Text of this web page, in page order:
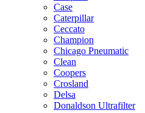
Case
Caterpillar
Ceccato
Champion
Chicago Pneumatic
Clean
Coopers
Crosland
Delsa
Donaldson Ultrafilter